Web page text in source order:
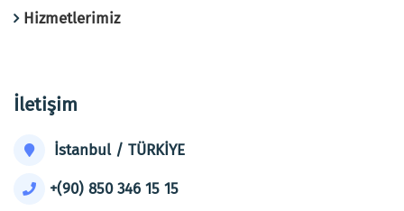
Hizmetlerimiz
İletişim
İstanbul / TÜRKİYE
+(90) 850 346 15 15